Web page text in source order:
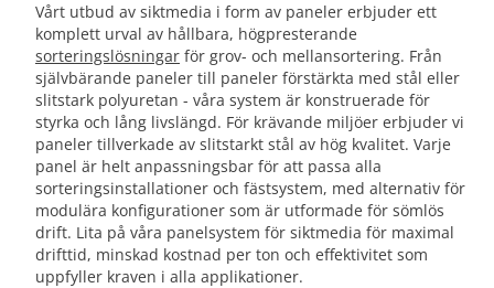
Vårt utbud av siktmedia i form av paneler erbjuder ett
komplett urval av hållbara, högpresterande
sorteringslösningar för grov- och mellansortering. Från
självbärande paneler till paneler förstärkta med stål eller
slitstark polyuretan - våra system är konstruerade för
styrka och lång livslängd. För krävande miljöer erbjuder vi
paneler tillverkade av slitstarkt stål av hög kvalitet. Varje
panel är helt anpassningsbar för att passa alla
sorteringsinstallationer och fästsystem, med alternativ för
modulära konfigurationer som är utformade för sömlös
drift. Lita på våra panelsystem för siktmedia för maximal
drifttid, minskad kostnad per ton och effektivitet som
uppfyller kraven i alla applikationer.